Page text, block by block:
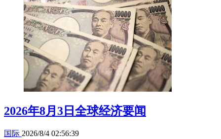
2026年8月3日全球经济要闻
国际 2026/8/4 02:56:39